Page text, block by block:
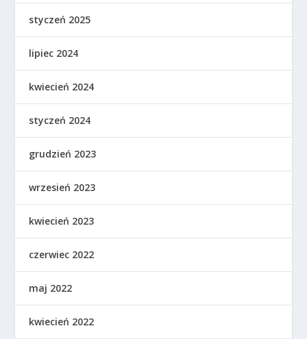
styczeń 2025
lipiec 2024
kwiecień 2024
styczeń 2024
grudzień 2023
wrzesień 2023
kwiecień 2023
czerwiec 2022
maj 2022
kwiecień 2022